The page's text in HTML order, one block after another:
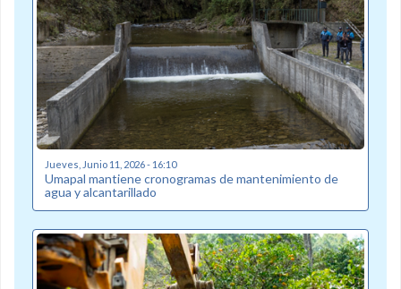
Jueves, Junio 11, 2026 - 16:10
Umapal mantiene cronogramas de mantenimiento de
agua y alcantarillado